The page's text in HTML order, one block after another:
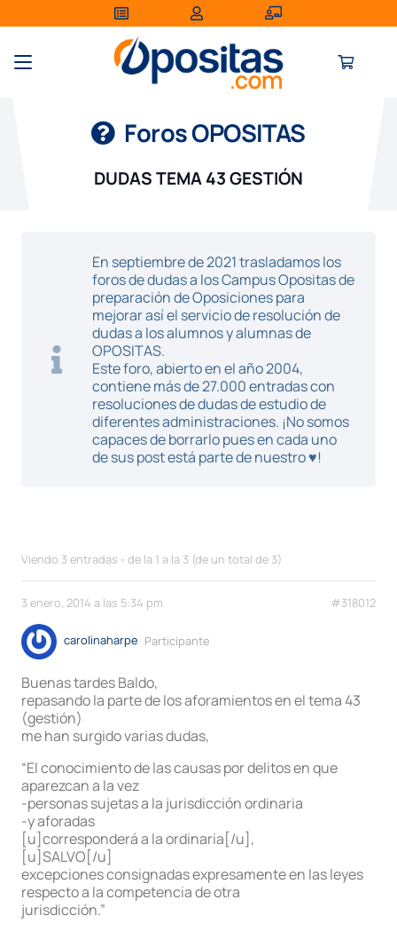
Foros OPOSITAS
DUDAS TEMA 43 GESTIÓN
En septiembre de 2021 trasladamos los
foros de dudas a los Campus Opositas de
preparación de Oposiciones para
mejorar así el servicio de resolución de
dudas a los alumnos y alumnas de
OPOSITAS.
Este foro, abierto en el año 2004,
contiene más de 27.000 entradas con
resoluciones de dudas de estudio de
diferentes administraciones. ¡No somos
capaces de borrarlo pues en cada uno
de sus post está parte de nuestro ♥!
Viendo 3 entradas - de la 1 a la 3 (de un total de 3)
3 enero, 2014 a las 5:34 pm #318012
carolinaharpe Participante
Buenas tardes Baldo,
repasando la parte de los aforamientos en el tema 43
(gestión)
me han surgido varias dudas,
“El conocimiento de las causas por delitos en que
aparezcan a la vez
-personas sujetas a la jurisdicción ordinaria
-y aforadas
[u]corresponderá a la ordinaria[/u],
[u]SALVO[/u]
excepciones consignadas expresamente en las leyes
respecto a la competencia de otra
jurisdicción.”